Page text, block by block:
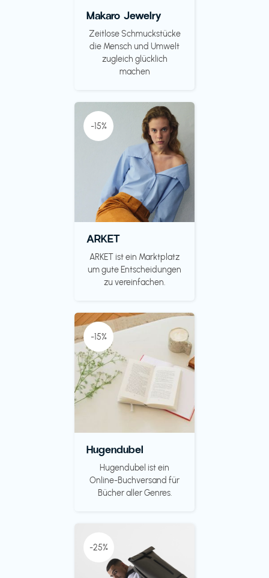
Makaro Jewelry
Zeitlose Schmuckstücke
die Mensch und Umwelt
zugleich glücklich
machen
-15%
ARKET
ARKET ist ein Marktplatz
um gute Entscheidungen
zu vereinfachen.
-15%
Hugendubel
Hugendubel ist ein
Online-Buchversand für
Bücher aller Genres.
-25%